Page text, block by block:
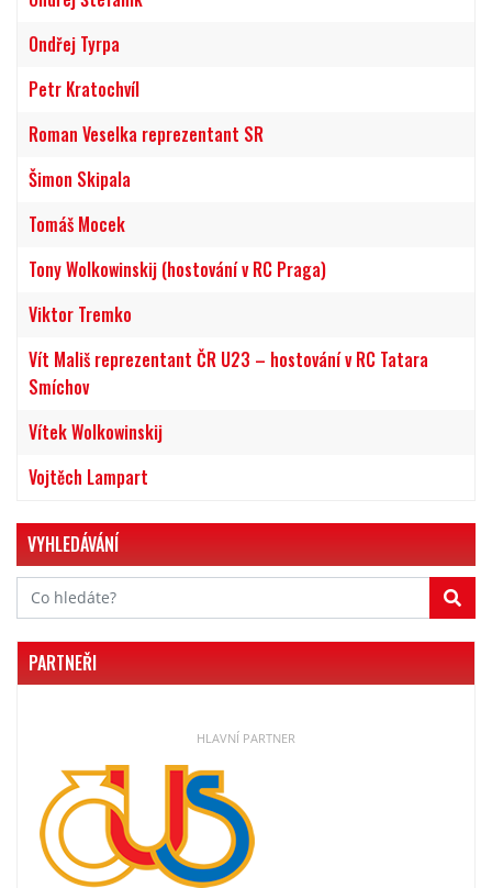
PARTNEŘI
HLAVNÍ PARTNER
Ondřej Tyrpa
Petr Kratochvíl
Roman Veselka reprezentant SR
Šimon Skipala
Tomáš Mocek
Tony Wolkowinskij (hostování v RC Praga)
Viktor Tremko
Vít Mališ reprezentant ČR U23 – hostování v RC Tatara
Smíchov
Vítek Wolkowinskij
Vojtěch Lampart
VYHLEDÁVÁNÍ